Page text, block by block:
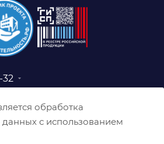
32
Белгород,
обработка
данных с использованием